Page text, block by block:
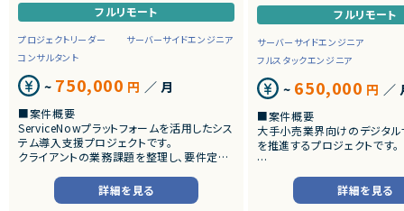
フルリモート
プロジェクトリーダー
サーバーサイドエンジニア
コンサルタント
~ 750,000 円 ／ 月
■案件概要
ServiceNowプラットフォームを活用したシス
テム導入支援プロジェクトです。
クライアントの業務課題を整理し、要件定義
だきます。
詳細を見る
フルリモート
サーバーサイドエンジニア
フルスタックエンジニア
~ 650,000 円 ／
■案件概要
大手小売業界向けのデジタ
を推進するプロジェクトです。
■プロダクトやサービスの概
・店舗向けスマホアプリおよ
システムの継続的なエンハ
詳細を見る